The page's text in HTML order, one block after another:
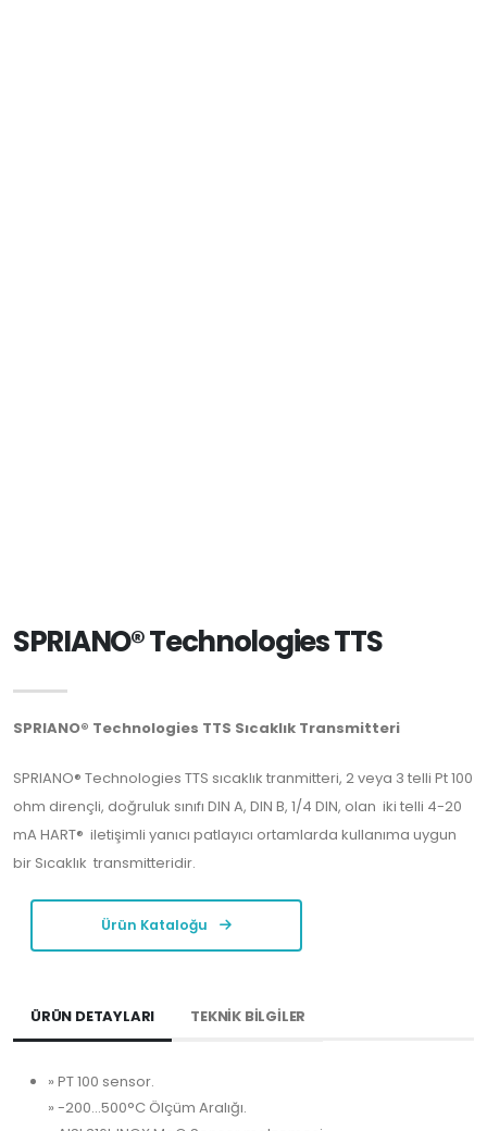
SPRIANO® Technologies TTS
SPRIANO® Technologies TTS Sıcaklık Transmitteri
SPRIANO® Technologies TTS sıcaklık tranmitteri, 2 veya 3 telli Pt 100
ohm dirençli, doğruluk sınıfı DIN A, DIN B, 1/4 DIN, olan iki telli 4-20
mA HART® iletişimli yanıcı patlayıcı ortamlarda kullanıma uygun
bir Sıcaklık transmitteridir.
Ürün Kataloğu
ÜRÜN DETAYLARI TEKNİK BİLGİLER
» PT 100 sensor.
» -200…500°C Ölçüm Aralığı.